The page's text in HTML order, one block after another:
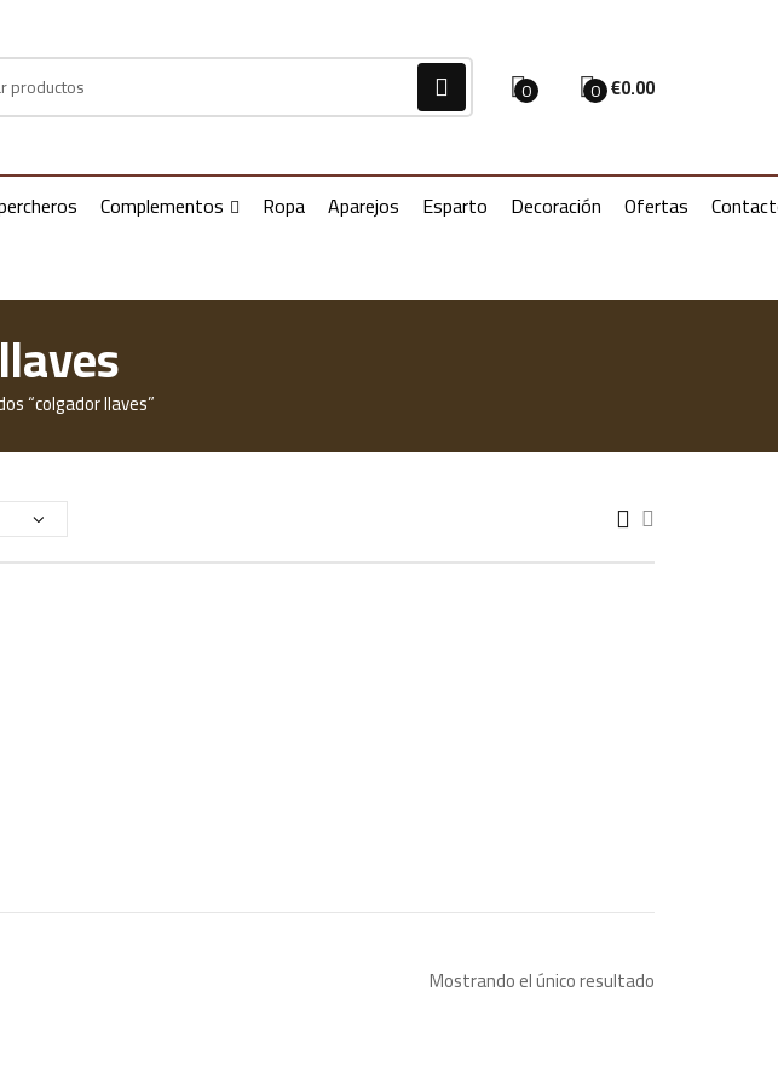
0 0 €0.00
Complementos Ropa Aparejos Esparto Decoración Ofertas
“colgador llaves”
Mostrando el único resultado